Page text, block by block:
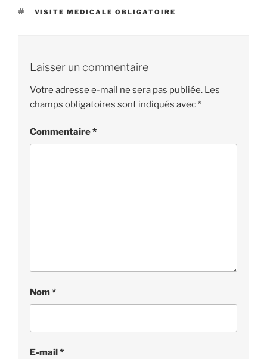
ÉTIQUETTES
VISITE MEDICALE OBLIGATOIRE
Laisser un commentaire
Votre adresse e-mail ne sera pas publiée. Les
champs obligatoires sont indiqués avec*
Commentaire*
Nom*
E-mail*